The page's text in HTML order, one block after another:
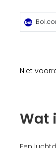
Niet
Wat